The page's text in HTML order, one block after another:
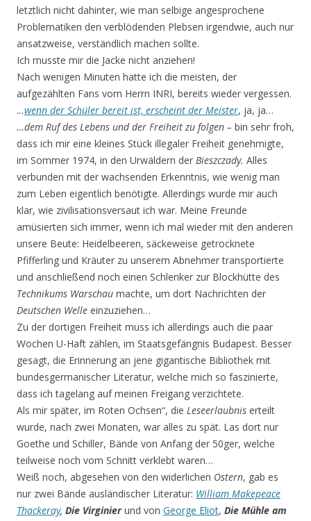
letztlich nicht dahinter, wie man selbige angesprochene
Problematiken den verblödenden Plebsen irgendwie, auch nur
ansatzweise, verständlich machen sollte.
Ich musste mir die Jacke nicht anziehen!
Nach wenigen Minuten hatte ich die meisten, der
aufgezählten Fans vom Herrn INRI, bereits wieder vergessen.
...wenn der Schüler bereit ist, erscheint der Meister, ja, ja…
…dem Ruf des Lebens und der Freiheit zu folgen – bin sehr froh,
dass ich mir eine kleines Stück illegaler Freiheit genehmigte,
im Sommer 1974, in den Urwäldern der Bieszczady. Alles
verbunden mit der wachsenden Erkenntnis, wie wenig man
zum Leben eigentlich benötigte. Allerdings wurde mir auch
klar, wie zivilisationsversaut ich war. Meine Freunde
amüsierten sich immer, wenn ich mal wieder mit den anderen
unsere Beute: Heidelbeeren, säckeweise getrocknete
Pfifferling und Kräuter zu unserem Abnehmer transportierte
und anschließend noch einen Schlenker zur Blockhütte des
Technikums Warschau machte, um dort Nachrichten der
Deutschen Welle einzuziehen…
Zu der dortigen Freiheit muss ich allerdings auch die paar
Wochen U-Haft zählen, im Staatsgefängnis Budapest. Besser
gesagt, die Erinnerung an jene gigantische Bibliothek mit
bundesgermanischer Literatur, welche mich so faszinierte,
dass ich tagelang auf meinen Freigang verzichtete.
Als mir später, im Roten Ochsen“, die Leseerlaubnis erteilt
wurde, nach zwei Monaten, war alles zu spät. Las dort nur
Goethe und Schiller, Bände von Anfang der 50ger, welche
teilweise noch vom Schnitt verklebt waren…
Weiß noch, abgesehen von den widerlichen Ostern, gab es
nur zwei Bände ausländischer Literatur: William Makepeace
Thackeray, Die Virginier und von George Eliot, Die Mühle am